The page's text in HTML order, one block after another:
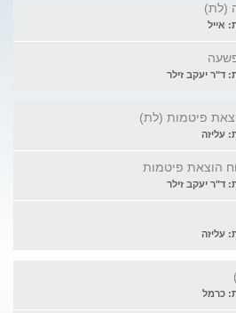
(לת)
פיטמות (לת)